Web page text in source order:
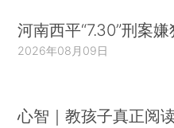
河南西平“7.30”刑案
2026年08月09日
心智｜教孩子真正阅